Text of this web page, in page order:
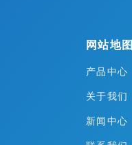
网站地图
产品中心
关于我们
新闻中心